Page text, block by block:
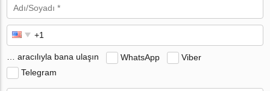
… aracılıyla bana ulaşın WhatsApp
Viber
Telegram